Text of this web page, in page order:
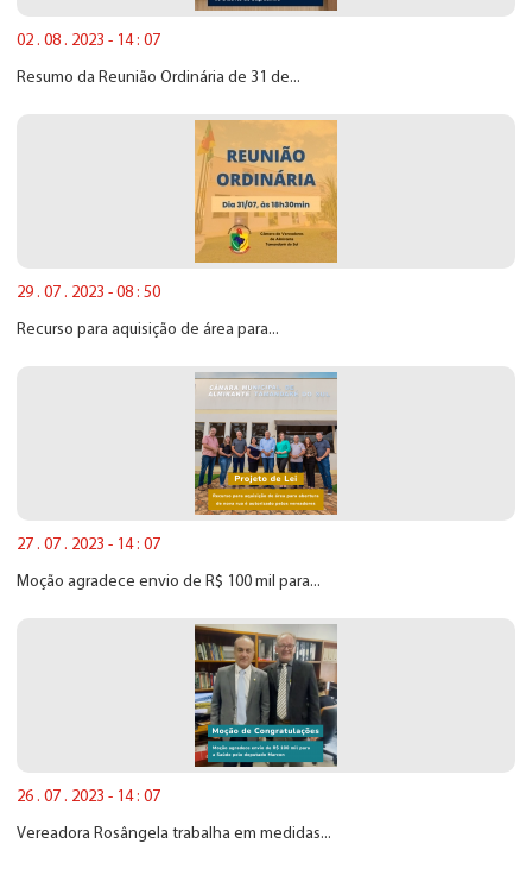
02 . 08 . 2023 - 14 : 07
Resumo da Reunião Ordinária de 31 de...
29 . 07 . 2023 - 08 : 50
Recurso para aquisição de área para...
27 . 07 . 2023 - 14 : 07
Moção agradece envio de R$ 100 mil para...
26 . 07 . 2023 - 14 : 07
Vereadora Rosângela trabalha em medidas...